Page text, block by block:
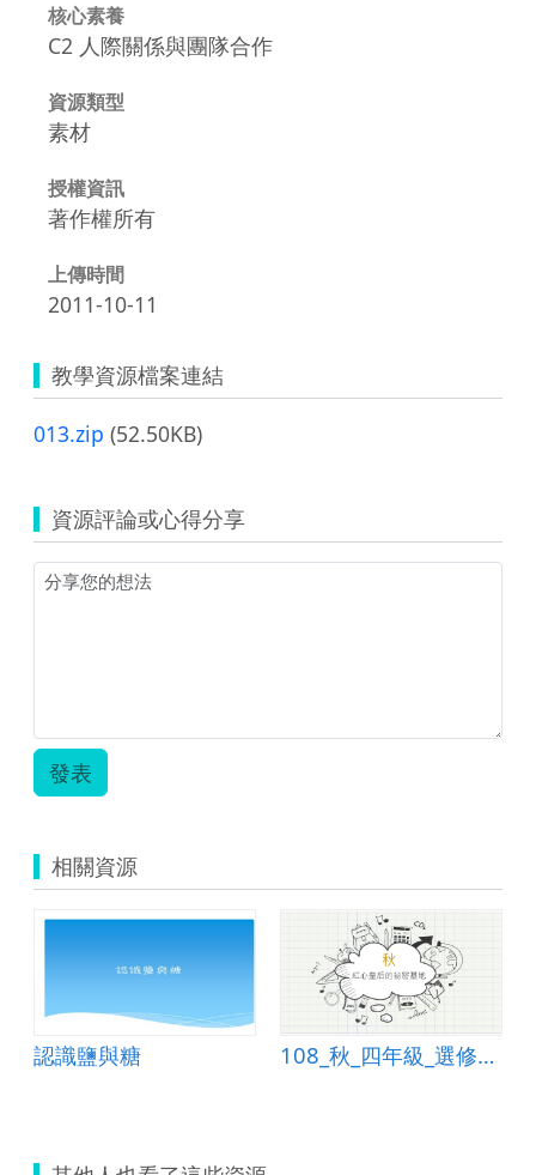
核心素養
C2 人際關係與團隊合作
資源類型
素材
授權資訊
著作權所有
上傳時間
2011-10-11
教學資源檔案連結
013.zip (52.50KB)
資源評論或心得分享
發表
相關資源
認識鹽與糖 108_秋_四年級_選修課_簡報教學_默契解說